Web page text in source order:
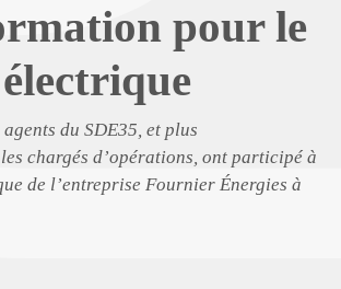
pour le
du SDE35, et plus
chargés d’opérations, ont participé à
de l’entreprise Fournier Énergies à